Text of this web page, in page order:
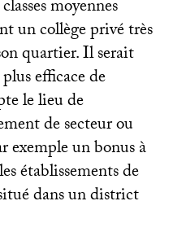
moyennes
un collège privé très
quartier. Il serait
efficace de
le lieu de
de secteur ou
un bonus à
établissements de
dans un district